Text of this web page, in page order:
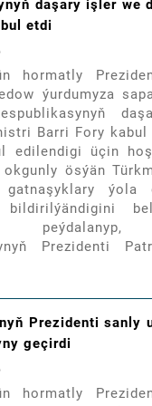
ulgam
daşary işler we
etdi
ýurdumyza
Barri Fory kabul
edilendigi üçin
okgunly ösýän
ýola
bildirilýändigini
peýdalanyp,
Prezidenti
iberen
hoşniýetli
Seýşeller
iň gowy
myhmanyň bu
uzak
Prezidenti sanly
geçirdi